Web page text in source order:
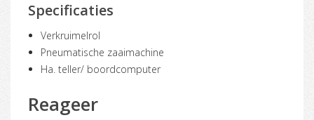
Specificaties
Verkruimelrol
Pneumatische zaaimachine
Ha. teller/ boordcomputer
Reageer